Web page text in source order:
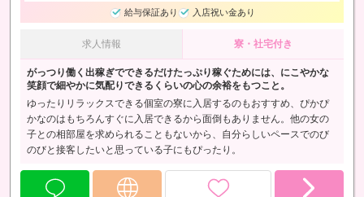
給与保証あり
入店祝い金あり
求人情報 寮・社宅付き
がっつり働く出稼ぎでできるだけたっぷり稼ぐためには、にこやかな
笑顔で細やかに気配りできるくらいの心の余裕をもつこと。
ゆったりリラックスできる個室の寮に入居するのもおすすめ、ぴかぴ
かなのはもちろんすぐに入居できるから面倒もありません。他の女の
子との相部屋を求められることもないから、自分らしいペースでのび
のびと接客したいと思っている子にもぴったり。